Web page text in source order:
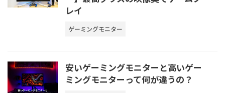
レイ
ゲーミングモニター
安いゲーミングモニターと高いゲー
ミングモニターって何が違うの？